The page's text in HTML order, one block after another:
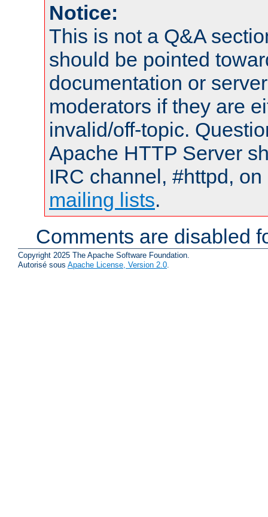
Notice:
This is not a Q&A
should be pointed
documentation or
moderators if they are
invalid/off-topic.
Apache HTTP Server
IRC channel, #httpd,
mailing lists.
Comments are disabled
Copyright 2025 The Apache Software Foundation.
Autorisé sous Apache License, Version 2.0